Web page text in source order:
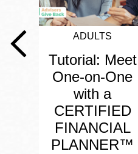
ADULTS
Tutorial: Meet
One-on-One
with a
CERTIFIED
FINANCIAL
PLANNER™